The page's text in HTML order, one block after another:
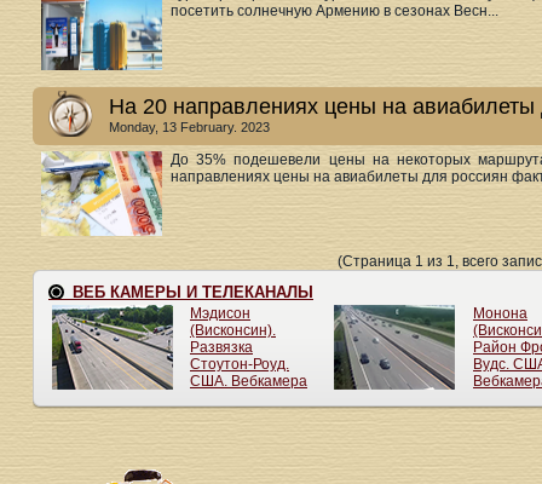
посетить солнечную Армению в сезонах Весн...
На 20 направлениях цены на авиабилеты
Monday, 13 February. 2023
До 35% подешевели цены на некоторых
направлениях цены на авиабилеты для россиян
(Страница 1 из 1, всего